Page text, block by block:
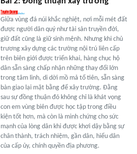
Giữa vùng đá núi khắc nghiệt, nơi mỗi mét đất
được người dân quý như tài sản truyền đời,
giữ đất cũng là giữ sinh mệnh. Nhưng khi chủ
trương xây dựng các trường nội trú liên cấp
trên biên giới được triển khai, hàng chục hộ
dân sẵn sàng chấp nhận những thay đổi lớn
trong tâm linh, di dời mồ mả tổ tiên, sẵn sàng
bàn giao lại mặt bằng để xây trường. Đằng
sau sự đồng thuận đó không chỉ là khát vọng
con em vùng biên được học tập trong điều
kiện tốt hơn, mà còn là minh chứng cho sức
mạnh của lòng dân khi được khơi dậy bằng sự
chân thành, trách nhiệm, gần dân, hiểu dân
của cấp ủy, chính quyền địa phương.